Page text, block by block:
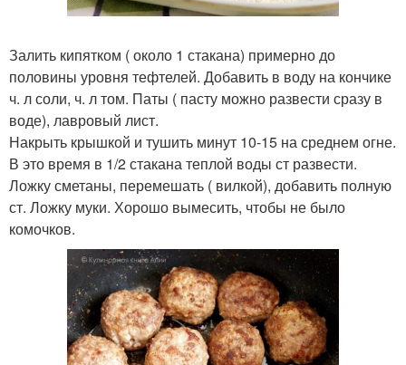
Залить кипятком ( около 1 стакана) примерно до
половины уровня тефтелей. Добавить в воду на кончике
ч. л соли, ч. л том. Паты ( пасту можно развести сразу в
воде), лавровый лист.
Накрыть крышкой и тушить минут 10-15 на среднем огне.
В это время в 1/2 стакана теплой воды ст развести.
Ложку сметаны, перемешать ( вилкой), добавить полную
ст. Ложку муки. Хорошо вымесить, чтобы не было
комочков.